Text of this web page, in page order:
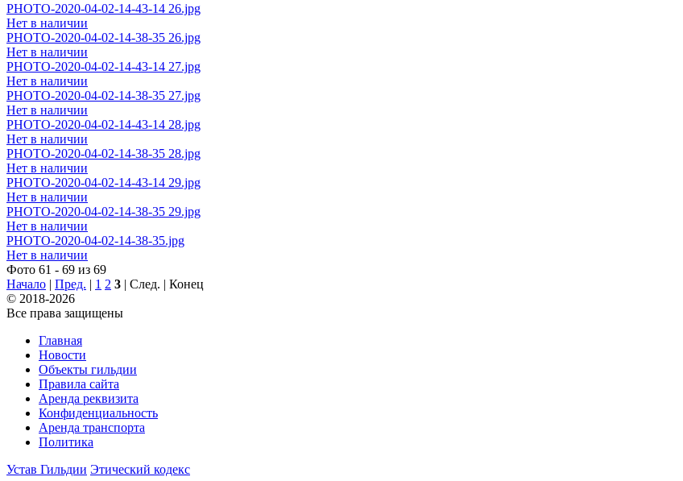
PHOTO-2020-04-02-14-43-14 26.jpg
Нет в наличии
PHOTO-2020-04-02-14-38-35 26.jpg
Нет в наличии
PHOTO-2020-04-02-14-43-14 27.jpg
Нет в наличии
PHOTO-2020-04-02-14-38-35 27.jpg
Нет в наличии
PHOTO-2020-04-02-14-43-14 28.jpg
Нет в наличии
PHOTO-2020-04-02-14-38-35 28.jpg
Нет в наличии
PHOTO-2020-04-02-14-43-14 29.jpg
Нет в наличии
PHOTO-2020-04-02-14-38-35 29.jpg
Нет в наличии
PHOTO-2020-04-02-14-38-35.jpg
Нет в наличии
Фото 61 - 69 из 69
Начало | Пред. | 1 2 3 | След. | Конец
© 2018-2026
Все права защищены
Главная
Новости
Объекты гильдии
Правила сайта
Аренда реквизита
Конфиденциальность
Аренда транспорта
Политика
Устав Гильдии Этический кодекс